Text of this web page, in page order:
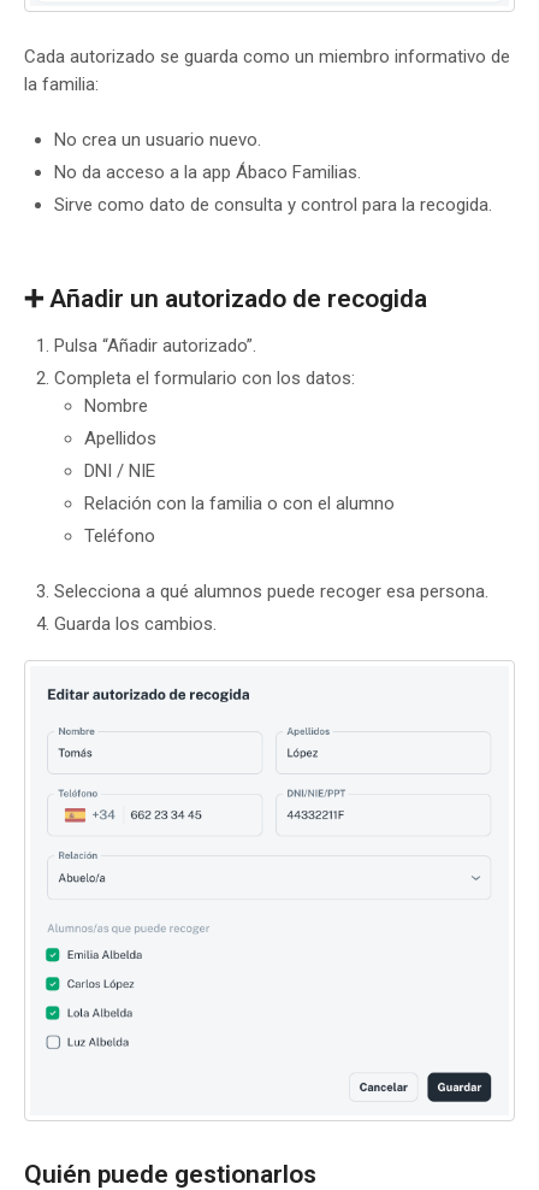
Cada autorizado se guarda como un miembro informativo de
la familia:
No crea un usuario nuevo.
No da acceso a la app Ábaco Familias.
Sirve como dato de consulta y control para la recogida.
➕ Añadir un autorizado de recogida
Pulsa “Añadir autorizado”.
Completa el formulario con los datos:
Nombre
Apellidos
DNI / NIE
Relación con la familia o con el alumno
Teléfono
Selecciona a qué alumnos puede recoger esa persona.
Guarda los cambios.
Quién puede gestionarlos